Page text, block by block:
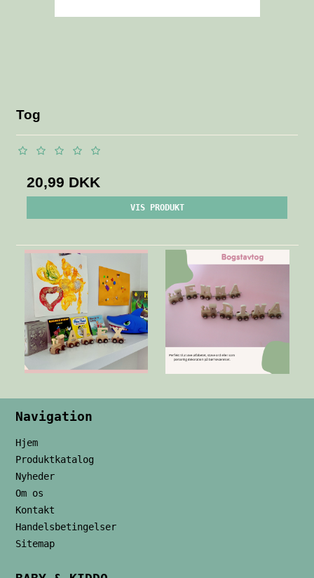
Tog
20,99 DKK
VIS PRODUKT
Navigation
Hjem
Produktkatalog
Nyheder
Om os
Kontakt
Handelsbetingelser
Sitemap